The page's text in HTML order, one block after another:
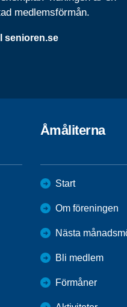
medlemsförmån.
senioren.se
Åmåliterna
Start
Om föreningen
Nästa
Bli medlem
Förmåner